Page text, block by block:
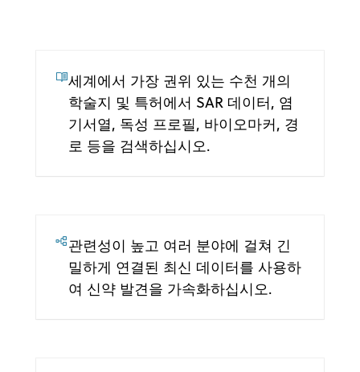
세계에서 가장 권위 있는 수천 개의
학술지 및 특허에서 SAR 데이터, 염
기서열, 독성 프로필, 바이오마커, 경
로 등을 검색하십시오.
관련성이 높고 여러 분야에 걸쳐 긴
밀하게 연결된 최신 데이터를 사용하
여 신약 발견을 가속화하십시오.